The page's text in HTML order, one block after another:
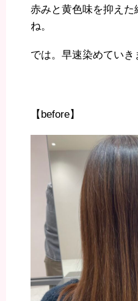
赤みと黄色味を抑え
ね。
では。早速染めていき
【before】